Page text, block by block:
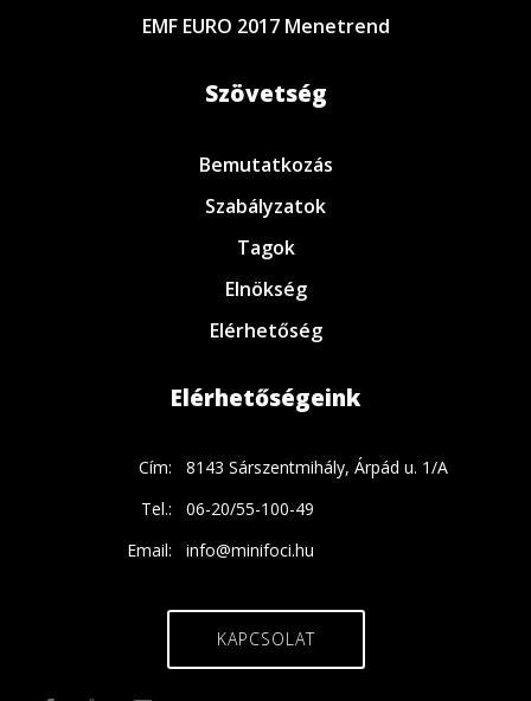
EMF EURO 2017 Menetrend
Szövetség
Bemutatkozás
Szabályzatok
Tagok
Elnökség
Elérhetőség
Elérhetőségeink
Cím:
8143 Sárszentmihály, Árpád u. 1/A
Tel.:
06-20/55-100-49
Email:
info@minifoci.hu
KAPCSOLAT